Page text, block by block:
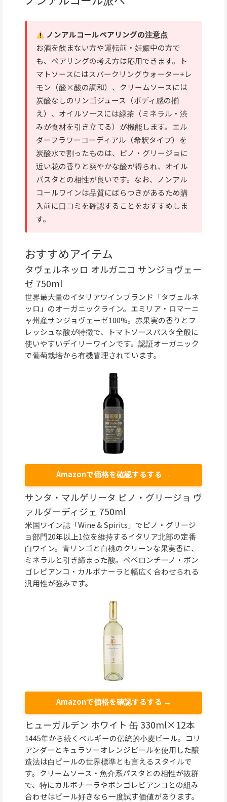
ノンアルコールペアリングの注意点
お酒を飲まない方や運転前・妊娠中の方で
も、ペアリングの考え方は応用できます。ト
マトソースにはスパークリングウォーター+レ
モン（酸×酸の調和）、クリームソースには
炭酸なしのリンゴジュース（ボディ感の揃
え）、オイルソースには緑茶（ミネラル・渋
みが食材を引き立てる）が機能します。エル
ダーフラワーコーディアル（希釈タイプ）を
炭酸水で割ったものは、ピノ・グリージョに
近い花の香りと爽やかな酸が得られ、オイル
パスタとの相性が良いです。なお、ノンアル
コールワインは品質にばらつきがあるため購
入前に口コミを確認することをおすすめしま
す。
おすすめアイテム
タヴェルネッロ オルガニコ サンジョヴェー
ゼ 750ml
世界最大量のイタリアワインブランド「タヴェルネ
ッロ」のオーガニックライン。エミリア・ロマーニ
ャ州産サンジョヴェーゼ100%。赤果実の香りとフ
レッシュな酸が特徴で、トマトソースパスタ全般に
使いやすいデイリーワインです。認証オーガニック
で葡萄栽培から有機管理されています。
Amazonで価格を確認するする →
サンタ・マルゲリータ ピノ・グリージョ ヴ
ァルダーディジェ 750ml
米国ワイン誌「Wine & Spirits」でピノ・グリージ
ョ部門20年以上1位を維持するイタリア北部の定番
白ワイン。青リンゴと白桃のクリーンな果実香に、
ミネラルと引き締まった酸。ペペロンチーノ・ボン
ゴレビアンコ・カルボナーラと幅広く合わせられる
汎用性が強みです。
Amazonで価格を確認するする →
ヒューガルデン ホワイト 缶 330ml×12本
1445年から続くベルギーの伝統的小麦ビール。コリ
アンダーとキュラソーオレンジピールを使用した醸
造法は白ビールの世界標準とも言えるスタイルで
す。クリームソース・魚介系パスタとの相性が抜群
で、特にカルボナーラやボンゴレビアンコとの組み
合わせはビール好きなら一度試す価値があります。